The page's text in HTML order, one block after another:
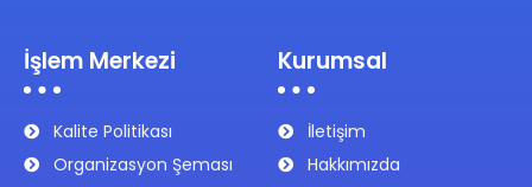
İşlem Merkezi
Kalite Politikası
Organizasyon Şeması
Kurumsal
İletişim
Hakkımızda